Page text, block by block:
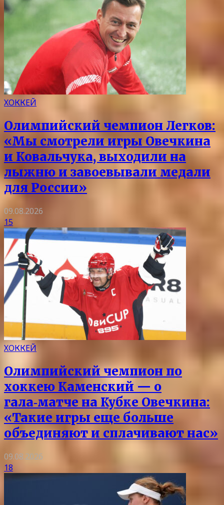
ХОККЕЙ
Олимпийский чемпион Легков:
«Мы смотрели игры Овечкина
и Ковальчука, выходили на
лыжню и завоевывали медали
для России»
09.08.2026
15
ХОККЕЙ
Олимпийский чемпион по
хоккею Каменский — о
гала‑матче на Кубке Овечкина:
«Такие игры еще больше
объединяют и сплачивают нас»
09.08.2026
18